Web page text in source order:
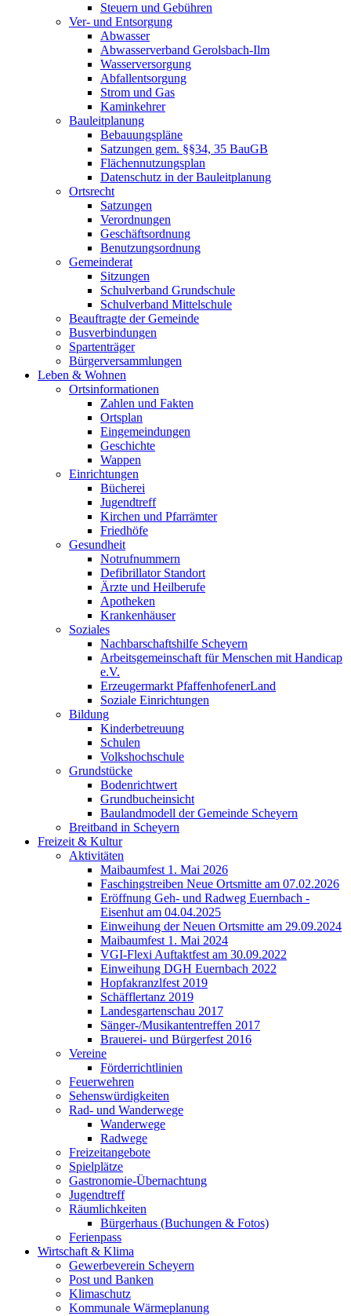
Steuern und Gebühren
Ver- und Entsorgung
Abwasser
Abwasserverband Gerolsbach-Ilm
Wasserversorgung
Abfallentsorgung
Strom und Gas
Kaminkehrer
Bauleitplanung
Bebauungspläne
Satzungen gem. §§34, 35 BauGB
Flächennutzungsplan
Datenschutz in der Bauleitplanung
Ortsrecht
Satzungen
Verordnungen
Geschäftsordnung
Benutzungsordnung
Gemeinderat
Sitzungen
Schulverband Grundschule
Schulverband Mittelschule
Beauftragte der Gemeinde
Busverbindungen
Spartenträger
Bürgerversammlungen
Leben & Wohnen
Ortsinformationen
Zahlen und Fakten
Ortsplan
Eingemeindungen
Geschichte
Wappen
Einrichtungen
Bücherei
Jugendtreff
Kirchen und Pfarrämter
Friedhöfe
Gesundheit
Notrufnummern
Defibrillator Standort
Ärzte und Heilberufe
Apotheken
Krankenhäuser
Soziales
Nachbarschaftshilfe Scheyern
Arbeitsgemeinschaft für Menschen mit Handicap
e.V.
Erzeugermarkt PfaffenhofenerLand
Soziale Einrichtungen
Bildung
Kinderbetreuung
Schulen
Volkshochschule
Grundstücke
Bodenrichtwert
Grundbucheinsicht
Baulandmodell der Gemeinde Scheyern
Breitband in Scheyern
Freizeit & Kultur
Aktivitäten
Maibaumfest 1. Mai 2026
Faschingstreiben Neue Ortsmitte am 07.02.2026
Eröffnung Geh- und Radweg Euernbach -
Eisenhut am 04.04.2025
Einweihung der Neuen Ortsmitte am 29.09.2024
Maibaumfest 1. Mai 2024
VGI-Flexi Auftaktfest am 30.09.2022
Einweihung DGH Euernbach 2022
Hopfakranzlfest 2019
Schäfflertanz 2019
Landesgartenschau 2017
Sänger-/Musikantentreffen 2017
Brauerei- und Bürgerfest 2016
Vereine
Förderrichtlinien
Feuerwehren
Sehenswürdigkeiten
Rad- und Wanderwege
Wanderwege
Radwege
Freizeitangebote
Spielplätze
Gastronomie-Übernachtung
Jugendtreff
Räumlichkeiten
Bürgerhaus (Buchungen & Fotos)
Ferienpass
Wirtschaft & Klima
Gewerbeverein Scheyern
Post und Banken
Klimaschutz
Kommunale Wärmeplanung